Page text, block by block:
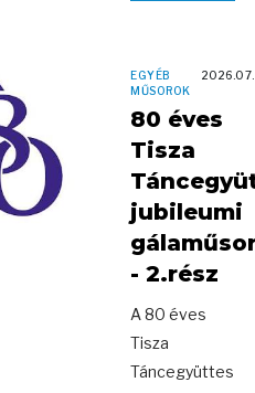
EGYÉB
MŰSOROK
80 éves
Tisza
jubileumi
- 2.rész
A 80 éves
Tisza
Táncegyüttes